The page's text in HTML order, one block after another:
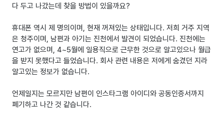
다 두고 나갔는데 찾을 방법이 있을까요?
휴대폰 역시 제 명의이며, 현재 꺼져있는 상태입니다. 저희 거주 지역
은 청주이며, 남편과 아기는 진천에서 발견이 되었습니다. 진천에는
연고가 없으며, 4~5월에 일용직으로 근무한 것으로 알고있으나 월급
을 받지 못했다고 들었습니다. 회사 관련 내용은 저에게 숨겼던 지라
알고있는 정보가 없습니다.
언제일지는 모르지만 남편이 인스타그램 아이디와 공동인증서까지
폐기하고 나간 것 같습니다.